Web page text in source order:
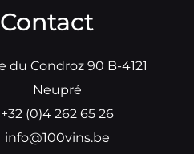
Contact
du Condroz 90 B-4121
Neupré
+32 (0)4 262 65 26
info@100vins.be